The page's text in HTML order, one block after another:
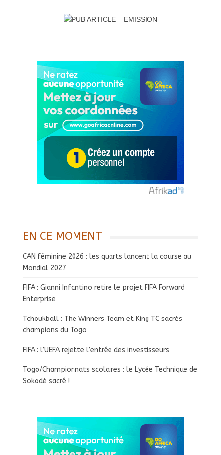
EN CE MOMENT
CAN féminine 2026 : les quarts lancent la course au
Mondial 2027
FIFA : Gianni Infantino retire le projet FIFA Forward
Enterprise
Tchoukball : The Winners Team et King TC sacrés
champions du Togo
FIFA : l’UEFA rejette l’entrée des investisseurs
Togo/Championnats scolaires : le Lycée Technique de
Sokodé sacré !